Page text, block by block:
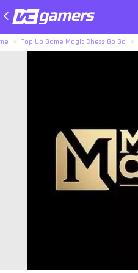
Top Up Game Magic Chess Go Go